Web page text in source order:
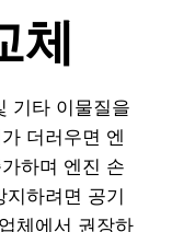
체
기타 이물질을
더러우면 엔
하며 엔진 손
하려면 공기
체에서 권장하